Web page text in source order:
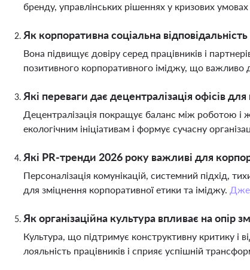
бренду, управлінських рішеннях у кризових
Як корпоративна соціальна
Вона підвищує довіру серед працівників і
позитивного корпоративного іміджу, що важливо
Які переваги дає децентралізація офісів
Децентралізація покращує баланс між роботою і
екологічним ініціативам і формує сучасну
Які PR-тренди 2026 року важливі для
Персоналізація комунікацій, системний підхід,
для зміцнення корпоративної етики та іміджу.
Як організаційна культура впливає на опір
Культура, що підтримує конструктивну критику і
лояльність працівників і сприяє успішній